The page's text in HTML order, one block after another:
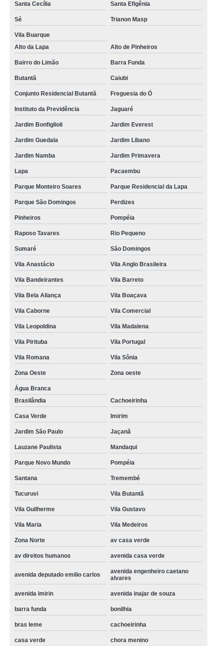
qual o preço de conserto em geladeira expositora Rio Pequeno
qual o preço de conserto e manutenção de geladeira expositora Vila
Comercial
valor de conserto e assistencia de geladeira expositora Alto de Pinheiros
conserto para geladeira expositora mandaqui
conserto para geladeira expositora de bar Pompéia
valor de conserto de geladeira expositora Santa Cecília
telefone de conserto para geladeira expositora de bar Pinheiros
telefone de conserto para geladeira expositora de bar República
conserto em geladeira expositora preços jardim picolo
conserto de geladeira expositora avenida casa verde
conserto para geladeira expositora preços vila diva
conserto de geladeira expositora vertical preços Parque Dom Pedro
conserto geladeira expositora Parque Novo Mundo
conserto para geladeira expositora de bar avenida inajar de souza
conserto e manutenção de geladeira expositora vila roque
conserto e manutenção de geladeira expositora preços Freguesia do Ó
qual o preço de conserto para geladeira expositora vila baruel
qual o preço de conserto geladeira expositora vila prado
conserto geladeira expositora preços Imirim
assistencia tecnica e conserto geladeira expositora preços Vila Anastácio
assistencia tecnica e conserto geladeira expositora preços vila ciqueira
qual o preço de conserto de geladeira expositora avenida imirin
conserto para geladeira expositora Santa Cecília
qual o preço de conserto de geladeira expositora de bebidas Jardim São
Paulo
conserto de geladeira expositora de bebidas preços vila romero
qual o preço de conserto geladeira expositora vila ester
valor de conserto geladeira expositora av casa verde
conserto de geladeira expositora de bebidas preços av casa verde
qual o preço de conserto em geladeira expositora freguesia do ó
valor de conserto de geladeira expositora vertical Jardim Everest
assistencia tecnica e conserto geladeira expositora Lauzane Paulista
Santa Cecília Santa Efigênia
Sé Trianon Masp
Vila Buarque
Alto da Lapa
Alto de Pinheiros
Bairro do Limão Barra Funda
Butantã Caiubi
Conjunto Residencial Butantã Freguesia do Ó
Instituto da Previdência Jaguaré
Jardim Bonfiglioli Jardim Everest
Jardim Guedala Jardim Libano
Jardim Namba Jardim Primavera
Lapa Pacaembu
Parque Monteiro Soares Parque Residencial da Lapa
Parque São Domingos Perdizes
Pinheiros Pompéia
Raposo Tavares Rio Pequeno
Sumaré São Domingos
Vila Anastácio Vila Anglo Brasileira
Vila Bandeirantes Vila Barreto
Vila Bela Aliança Vila Boaçava
Vila Caborne Vila Comercial
Vila Leopoldina Vila Madalena
Vila Pirituba Vila Portugal
Vila Romana Vila Sônia
Zona Oeste Zona oeste
Água Branca
Brasilândia
Cachoeirinha
Casa Verde Imirim
Jardim São Paulo Jaçanã
Lauzane Paulista Mandaqui
Parque Novo Mundo Pompéia
Santana Tremembé
Tucuruvi Vila Butantã
Vila Guilherme Vila Gustavo
Vila Maria Vila Medeiros
Zona Norte av casa verde
av direitos humanos avenida casa verde
avenida deputado emilio carlos
avenida engenheiro caetano
alvares
avenida imirin avenida inajar de souza
barra funda bonilhia
bras leme cachoeirinha
casa verde chora menino